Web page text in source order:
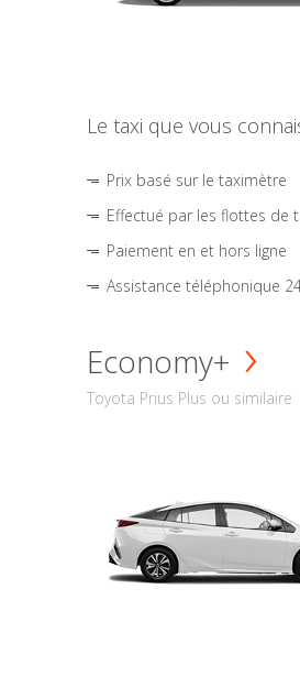
Le taxi que vous
Prix basé sur le taximètre
Effectué par les flottes de
Paiement en et hors ligne
Assistance téléphonique
Economy+
Toyota Prius Plus ou similaire